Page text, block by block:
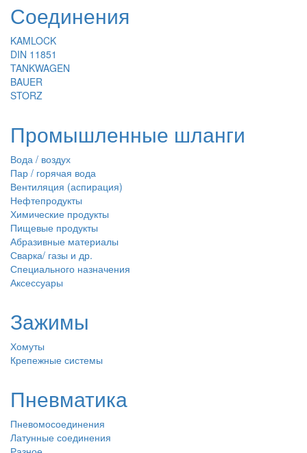
Соединения
KAMLOCK
DIN 11851
TANKWAGEN
BAUER
STORZ
Промышленные шланги
Вода / воздух
Пар / горячая вода
Вентиляция (аспирация)
Нефтепродукты
Химические продукты
Пищевые продукты
Абразивные материалы
Сварка/ газы и др.
Специального назначения
Аксессуары
Зажимы
Хомуты
Крепежные системы
Пневматика
Пневомосоединения
Латунные соединения